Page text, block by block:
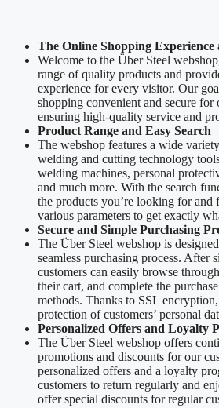
The Online Shopping Experience
Welcome to the Über Steel
range of quality products and
experience for every visitor. Our
shopping convenient and secure for
ensuring high-quality service and
Product Range and Easy Search
The webshop features a wide
welding and cutting technology
welding machines, personal
and much more. With the search
the products you’re looking for and
various parameters to get exactly
Secure and Simple Purchasing
The Über Steel webshop is
seamless purchasing process. After
customers can easily browse
their cart, and complete the
methods. Thanks to SSL
protection of customers’ personal
Personalized Offers and Loyalty
The Über Steel webshop offers
promotions and discounts for our
personalized offers and a loyalty
customers to return regularly and
offer special discounts for regular